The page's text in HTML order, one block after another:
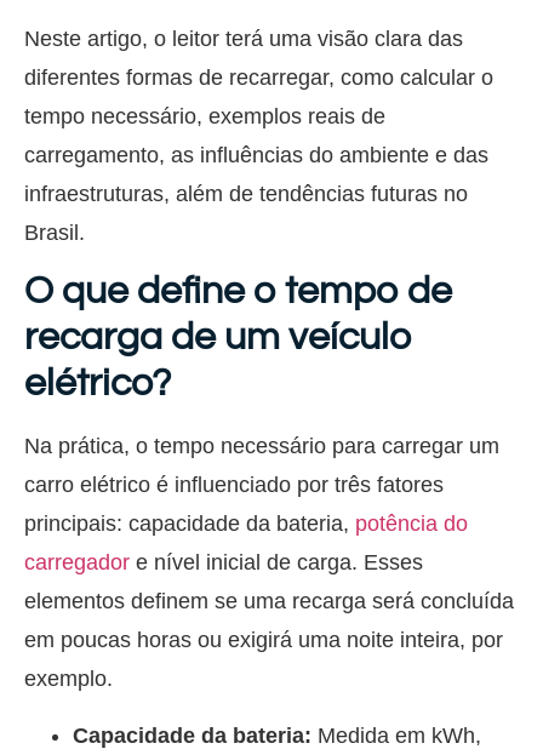
Neste artigo, o leitor terá uma visão clara das
diferentes formas de recarregar, como calcular o
tempo necessário, exemplos reais de
carregamento, as influências do ambiente e das
infraestruturas, além de tendências futuras no
Brasil.
O que define o tempo de
recarga de um veículo
elétrico?
Na prática, o tempo necessário para carregar um
carro elétrico é influenciado por três fatores
principais: capacidade da bateria, potência do
carregador e nível inicial de carga. Esses
elementos definem se uma recarga será concluída
em poucas horas ou exigirá uma noite inteira, por
exemplo.
Capacidade da bateria: Medida em kWh,